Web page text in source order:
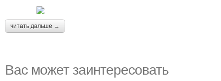
читать дальше →
Вас может заинтересовать